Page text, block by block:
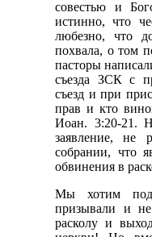
совестью и
истинно, что
любезно, что
похвала, о том
пас­торы
съезда ЗСК с
съезд и при
прав и кто
Иоан. 3:20-21.
заявление, не
собрании, что
обвинения в
Мы хотим
призывали и
расколу и